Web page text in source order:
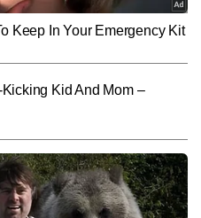
SUBMIT